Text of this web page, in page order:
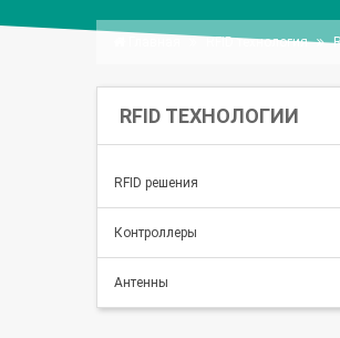
RFID технология
RFID ТЕХНОЛОГИИ
RFID решения
Контроллеры
Антенны